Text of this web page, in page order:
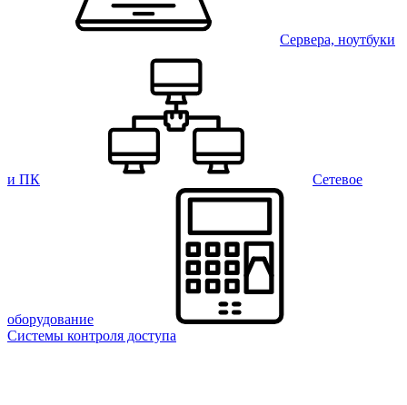
Сервера, ноутбуки
и ПК Сетевое
оборудование
Системы контроля доступа